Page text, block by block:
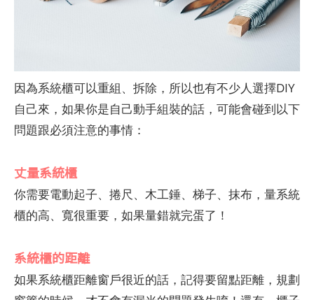
因為系統櫃可以重組、拆除，所以也有不少人選擇DIY
自己來，如果你是自己動手組裝的話，可能會碰到以下
問題跟必須注意的事情：
丈量系統櫃
你需要電動起子、捲尺、木工錘、梯子、抹布，量系統
櫃的高、寬很重要，如果量錯就完蛋了！
系統櫃的距離
如果系統櫃距離窗戶很近的話，記得要留點距離，規劃